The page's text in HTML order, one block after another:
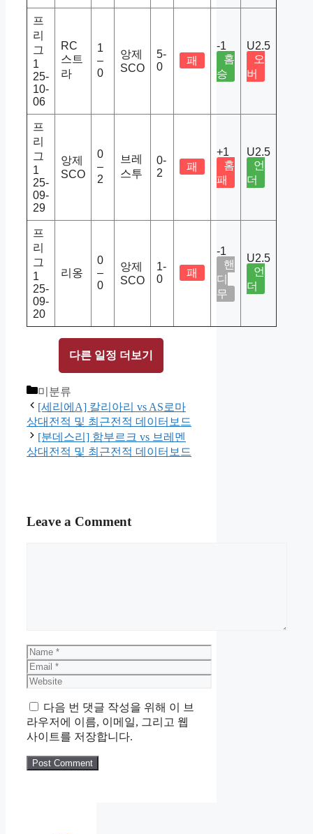
프
리
그
1
25-
10-
06
RC
스트
라
1
–
0
앙제
SCO
5-
0
패
-1
홈
승
U2.5
오
버
프
리
그
1
25-
09-
29
앙제
SCO
0
–
2
브레
스투
0-
2
패
+1
홈
패
U2.5
언
더
프
리
그
1
25-
09-
20
리옹
0
–
0
앙제
SCO
1-
0
패
-1
핸
디
무
U2.5
언
더
다른 일정 더보기
Categories
미분류
[세리에A] 칼리아리 vs AS로마
상대전적 및 최근전적 데이터보드
[분데스리] 함부르크 vs 브레멘
상대전적 및 최근전적 데이터보드
Leave a Comment
Name
Email
Website
다음 번 댓글 작성을 위해 이 브
라우저에 이름, 이메일, 그리고 웹
사이트를 저장합니다.